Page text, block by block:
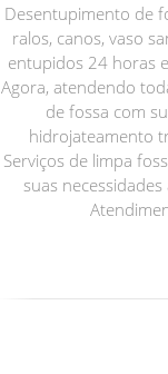
Desentupimento de
ralos, canos, vaso
entupidos 24 horas
Agora, atendendo
de fossa com
hidrojateamento
Serviços de limpa
suas